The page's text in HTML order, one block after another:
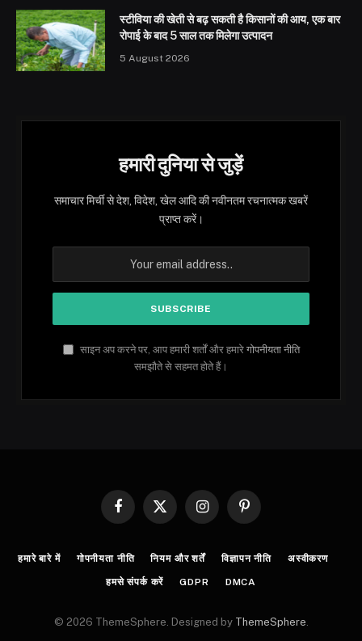
स्टीविया की खेती से बढ़ सकती है किसानों की आय, एक बार
रोपाई के बाद 5 साल तक मिलेगा उत्पादन
5 August 2026
हमारी दुनिया से जुड़ें
समाचार मिर्ची से देश, विदेश, खेल आदि की नवीनतम रचनात्मक खबरें
प्राप्त करें।
साइन अप करने पर, आप हमारी शर्तों और हमारे गोपनीयता नीति
समझौते से सहमत होते हैं।
Facebook
X
InstagramPinterest
हमारे बारे में गोपनीयता नीति नियम और शर्तें विज्ञापन नीति अस्वीकरण
हमसे संपर्क करें GDPR DMCA
© 2026 ThemeSphere. Designed by ThemeSphere.